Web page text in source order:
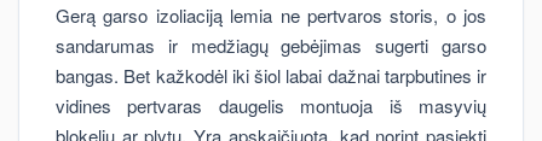
Gerą garso izoliaciją lemia ne pertvaros storis, o jos
sandarumas ir medžiagų gebėjimas sugerti garso
bangas. Bet kažkodėl iki šiol labai dažnai tarpbutines ir
vidines pertvaras daugelis montuoja iš masyvių
blokelių ar plytų. Yra apskaičiuota, kad norint pasiekti